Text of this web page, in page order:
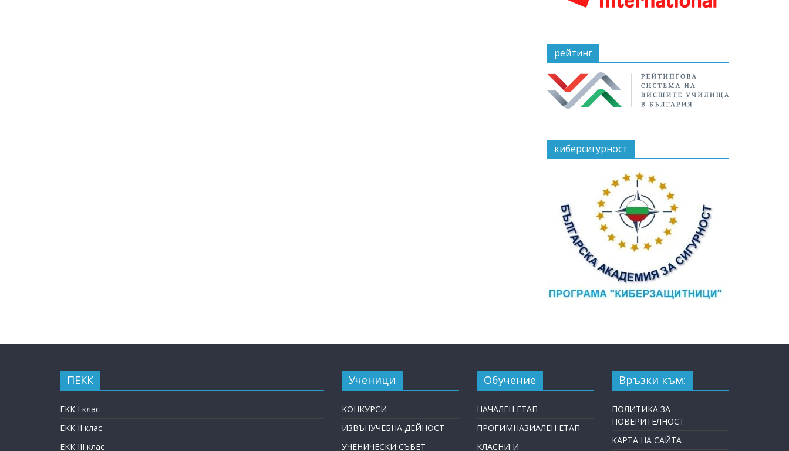
рейтинг
киберсигурност
ПЕКК
ЕКК I клас
ЕКК II клас
ЕКК III клас
Ученици
КОНКУРСИ
ИЗВЪНУЧЕБНА ДЕЙНОСТ
УЧЕНИЧЕСКИ СЪВЕТ
Обучение
НАЧАЛЕН ЕТАП
ПРОГИМНАЗИАЛЕН ЕТАП
КЛАСНИ И
Връзки към:
ПОЛИТИКА ЗА
ПОВЕРИТЕЛНОСТ
КАРТА НА САЙТА